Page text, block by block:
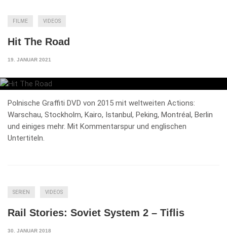
FILME VIDEOS
Hit The Road
19. JANUAR 2021
Polnische Graffiti DVD von 2015 mit weltweiten Actions:
Warschau, Stockholm, Kairo, Istanbul, Peking, Montréal, Berlin
und einiges mehr. Mit Kommentarspur und englischen
Untertiteln.
SERIEN VIDEOS
Rail Stories: Soviet System 2 – Tiflis
30. JANUAR 2018